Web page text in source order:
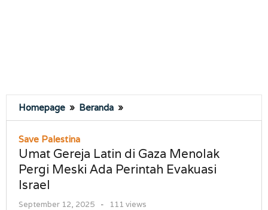
Homepage » Beranda »
Gereja
di
Gaza
Menolak
Meski
Save Palestina
Umat Gereja Latin di Gaza Menolak
Pergi Meski Ada Perintah Evakuasi
Israel
September 12, 2025
oleh
-
111 views